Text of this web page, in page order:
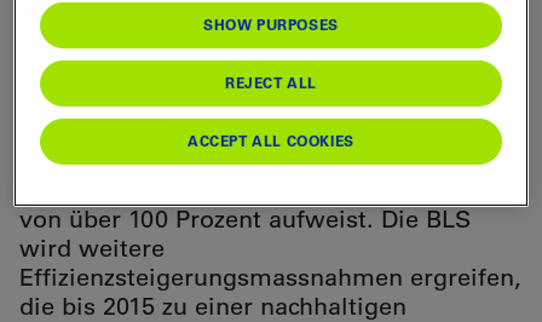
unbefriedigendes Konzernergebnis von CHF
2,1 Mio. gegenüber – das nur dank der im
2012 ergriffenen Sparmassnahmen in der
Höhe von CHF 12 Mio. erreicht werden
konnte. Erfolgreich voran trieb die BLS die
Sanierung ihres Vorsorgewerks, das per
von über 100 Prozent aufweist. Die BLS
wird weitere
Effizienzsteigerungsmassnahmen ergreifen,
die bis 2015 zu einer nachhaltigen
SHOW PURPOSES
REJECT ALL
ACCEPT ALL COOKIES